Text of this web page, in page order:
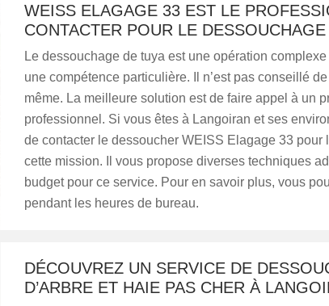
WEISS ELAGAGE 33 EST LE
CONTACTER POUR LE
Le dessouchage de tuya est une opération
une compétence particulière. Il n’est pas conseillé
même. La meilleure solution est de faire appel à un
professionnel. Si vous êtes à Langoiran et ses
de contacter le dessoucher WEISS Elagage 33 pour
cette mission. Il vous propose diverses techniques
budget pour ce service. Pour en savoir plus, vous
pendant les heures de bureau.
DÉCOUVREZ UN SERVICE DE
D’ARBRE ET HAIE PAS CHER À